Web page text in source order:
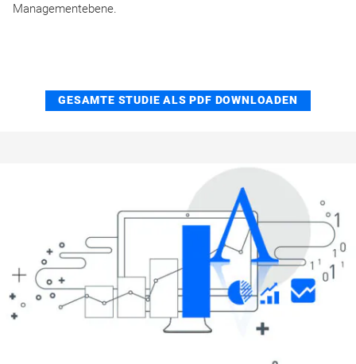
Managementebene.
GESAMTE STUDIE ALS PDF DOWNLOADEN